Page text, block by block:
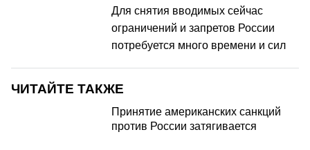
Для снятия вводимых сейчас
ограничений и запретов России
потребуется много времени и сил
ЧИТАЙТЕ ТАКЖЕ
Принятие американских санкций
против России затягивается